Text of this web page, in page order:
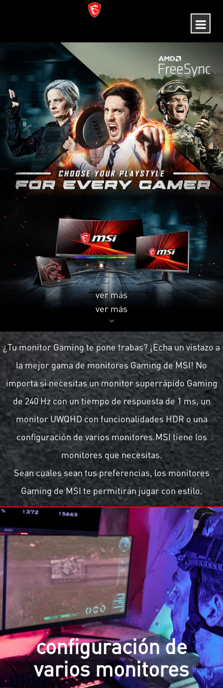
ver más
ver más
¿Tu monitor Gaming te pone trabas? ¡Echa un vistazo a
la mejor gama de monitores Gaming de MSI! No
importa si necesitas un monitor superrápido Gaming
de 240 Hz con un tiempo de respuesta de 1 ms, un
monitor UWQHD con funcionalidades HDR o una
configuración de varios monitores.MSI tiene los
monitores que necesitas.
Sean cuales sean tus preferencias, los monitores
Gaming de MSI te permitirán jugar con estilo.
configuración de
varios monitores